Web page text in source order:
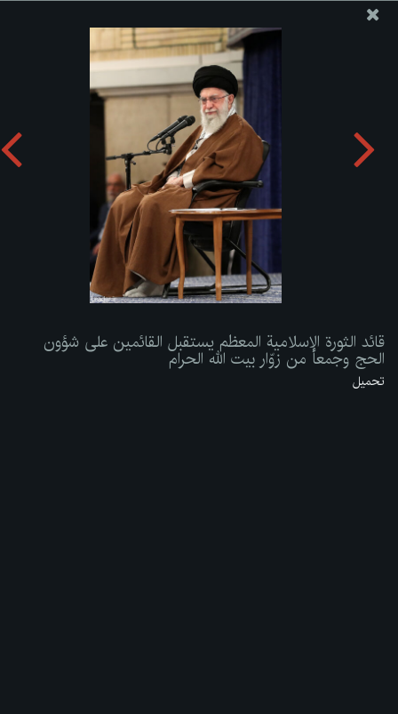
موقع مکتب سماحة القائد آية الله العظمى الخامنئي
قائد الثورة الإسلامية المعظم يستقبل القائمين على شؤون الحج
وجمعاً من زوّار بيت الله الحرام
قائد الثورة الإسلامية المعظم يستقبل القائمين على شؤون
الحج وجمعاً من زوّار بيت الله الحرام
تحميل